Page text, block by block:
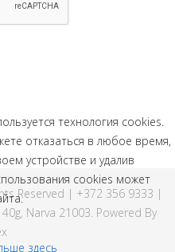
Reserved | +372 356 9333 |
Narva 21003. Powered By
технология cookies.
отказаться в любое время,
устройстве и удалив
cookies может
здесь